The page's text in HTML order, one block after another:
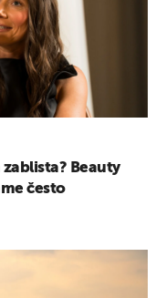
Beauty
često